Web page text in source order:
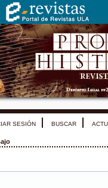
SESIÓN BUSCAR